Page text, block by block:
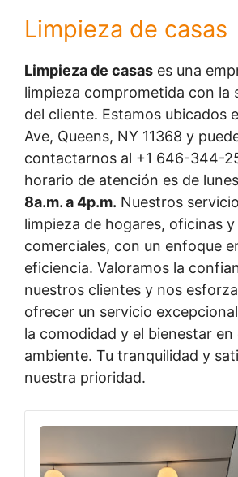
Limpieza de casas
Limpieza de casas es una
limpieza comprometida con la
del cliente. Estamos ubicados
Ave, Queens, NY 11368 y
contactarnos al +1 646-344-
horario de atención es de
8a.m. a 4p.m. Nuestros
limpieza de hogares, oficinas
comerciales, con un enfoque
eficiencia. Valoramos la
nuestros clientes y nos
ofrecer un servicio
la comodidad y el bienestar en
ambiente. Tu tranquilidad y
nuestra prioridad.